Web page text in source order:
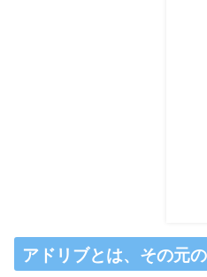
アドリブとは、その元